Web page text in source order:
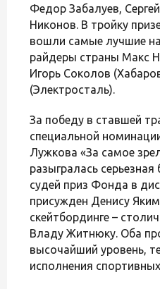
Федор Забалуев,
Никонов. В тройку
вошли самые лучшие
райдеры страны Макс
Игорь Соколов
(Электросталь).
За победу в ставшей
специальной
Лужкова «За самое
разыгралась
судей приз Фонда в
присужден Денису
скейтбординге –
Владу Житнюку. Оба
высочайший уровень,
исполнения